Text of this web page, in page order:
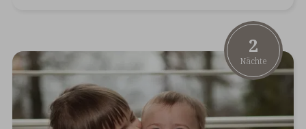
2
Nächte